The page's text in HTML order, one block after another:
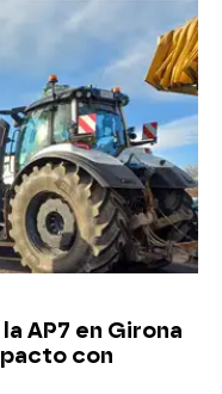
AP7 en Girona
con